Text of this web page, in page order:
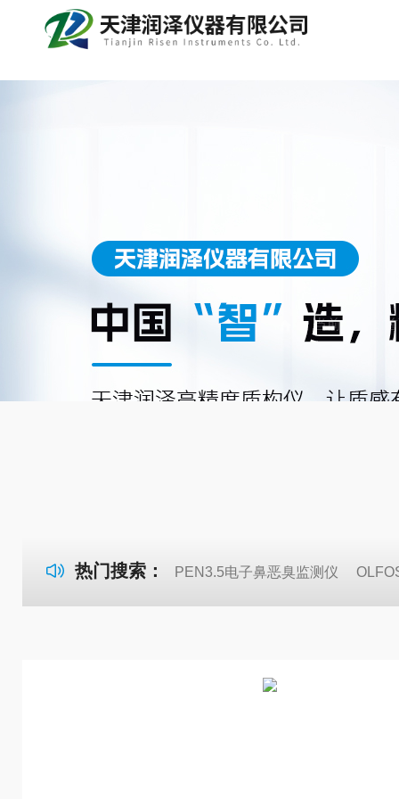
当前位置：
热门搜索： PEN3.5电子鼻恶臭监测仪